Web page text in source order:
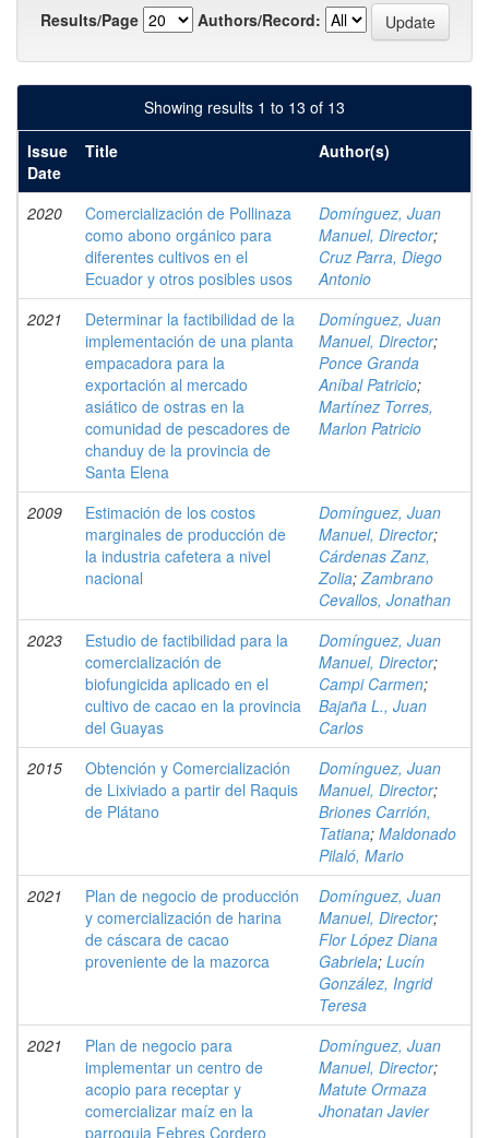
Results/Page
Authors/Record:
Showing results 1 to 13 of 13
Issue
Date
Title Author(s)
2020
Comercialización de Pollinaza
como abono orgánico para
diferentes cultivos en el
Ecuador y otros posibles usos
Domínguez, Juan
Manuel, Director;
Cruz Parra, Diego
Antonio
2021
Determinar la factibilidad de la
implementación de una planta
empacadora para la
exportación al mercado
asiático de ostras en la
comunidad de pescadores de
chanduy de la provincia de
Santa Elena
Domínguez, Juan
Manuel, Director;
Ponce Granda
Aníbal Patricio;
Martínez Torres,
Marlon Patricio
2009
Estimación de los costos
marginales de producción de
la industria cafetera a nivel
nacional
Domínguez, Juan
Manuel, Director;
Cárdenas Zanz,
Zolia;Zambrano
Cevallos, Jonathan
2023
Estudio de factibilidad para la
comercialización de
biofungicida aplicado en el
cultivo de cacao en la provincia
del Guayas
Domínguez, Juan
Manuel, Director;
Campi Carmen;
Bajaña L., Juan
Carlos
2015
Obtención y Comercialización
de Lixiviado a partir del Raquis
de Plátano
Domínguez, Juan
Manuel, Director;
Briones Carrión,
Tatiana; Maldonado
Pilaló, Mario
2021
Plan de negocio de producción
y comercialización de harina
de cáscara de cacao
proveniente de la mazorca
Domínguez, Juan
Manuel, Director;
Flor López Diana
Gabriela; Lucín
González, Ingrid
Teresa
2021
Plan de negocio para
implementar un centro de
acopio para receptar y
comercializar maíz en la
parroquia Febres Cordero
Domínguez, Juan
Manuel, Director;
Matute Ormaza
Jhonatan Javier